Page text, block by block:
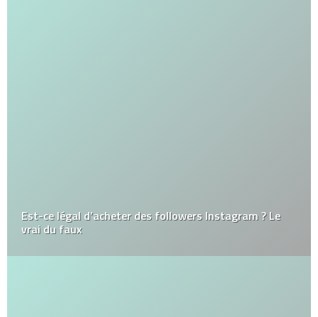
Est-ce légal d’acheter des followers Instagram ? Le
vrai du faux